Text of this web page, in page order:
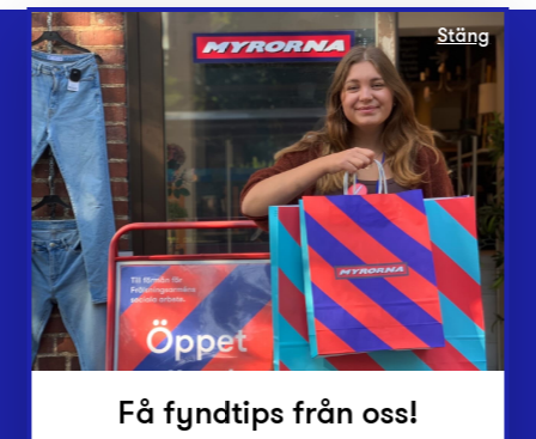
Webbshop
Butiker
Lämna in
Vårt överskott
Inlämningsplatser
Om Myrorna
Lediga jobb
Pressrum
Stäng
Få fyndtips från oss!